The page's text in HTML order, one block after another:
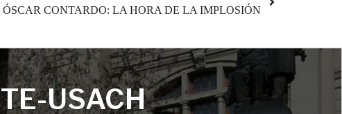
CONTARDO: LA HORA DE LA IMPLOSIÓN
USACH